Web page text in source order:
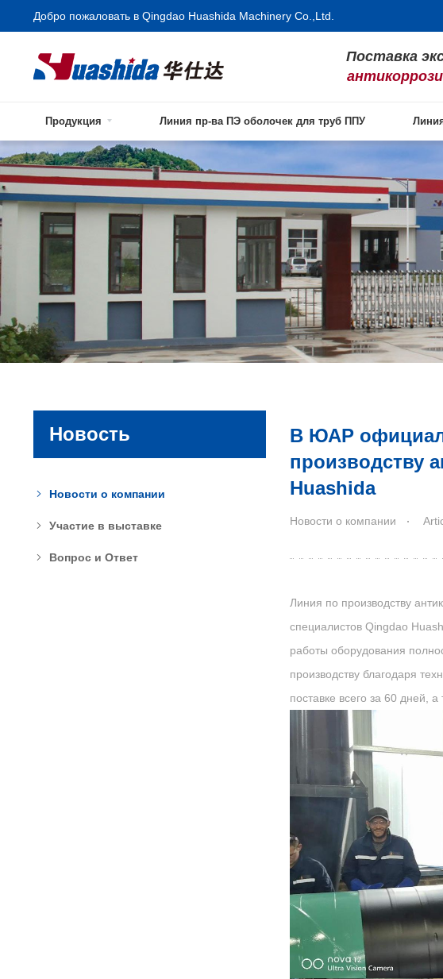
Добро пожаловать в Qingdao Huashida Machinery Co.,Ltd.
Поставка
Продукция Линия пр-ва ПЭ оболочек для труб ППУ
Новость
Новости о компании
Участие в выставке
Вопрос и Ответ
В ЮАР
производству
Huashida
Новости о компании
Линия по производству
специалистов Qingdao
работы оборудования
производству благодаря
поставке всего за 60 дней,